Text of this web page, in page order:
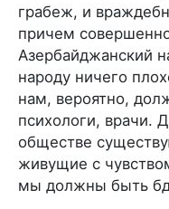
грабеж, и
причем
Азербайджанский
народу ничего
нам, вероятно,
психологи, врачи.
обществе
живущие с
мы должны быть